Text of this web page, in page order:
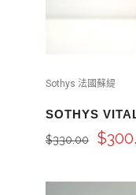
Sothys 法國蘇緹
SOTHYS
$330.00 $